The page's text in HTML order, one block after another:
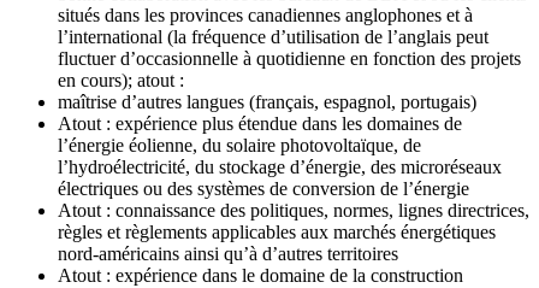
situés dans les provinces canadiennes anglophones et à
l’international (la fréquence d’utilisation de l’anglais peut
fluctuer d’occasionnelle à quotidienne en fonction des projets
en cours); atout :
maîtrise d’autres langues (français, espagnol, portugais)
Atout : expérience plus étendue dans les domaines de
l’énergie éolienne, du solaire photovoltaïque, de
l’hydroélectricité, du stockage d’énergie, des microréseaux
électriques ou des systèmes de conversion de l’énergie
Atout : connaissance des politiques, normes, lignes directrices,
règles et règlements applicables aux marchés énergétiques
nord-américains ainsi qu’à d’autres territoires
Atout : expérience dans le domaine de la construction